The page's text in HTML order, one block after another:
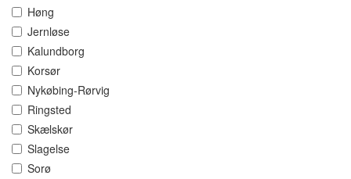
Høng
Jernløse
Kalundborg
Korsør
Nykøbing-Rørvig
Ringsted
Skælskør
Slagelse
Sorø